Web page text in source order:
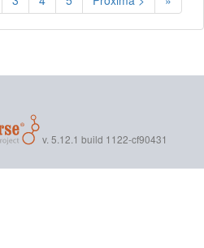
v. 5.12.1 build 1122-cf90431